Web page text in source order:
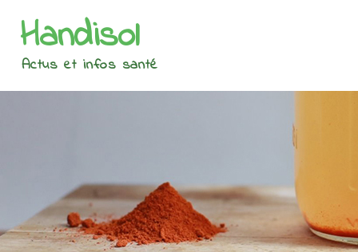
Handisol
Actus et infos santé